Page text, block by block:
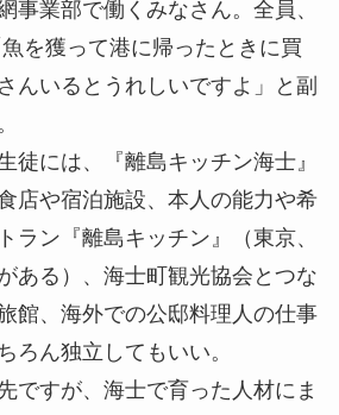
事業部で働くみなさん。全員、
を獲って港に帰ったときに買
んいるとうれしいですよ」と副
徒には、『離島キッチン海士』
店や宿泊施設、本人の能力や希
ラン『離島キッチン』（東京、
ある）、海士町観光協会とつな
館、海外での公邸料理人の仕事
ろん独立してもいい。
ですが、海士で育った人材にま